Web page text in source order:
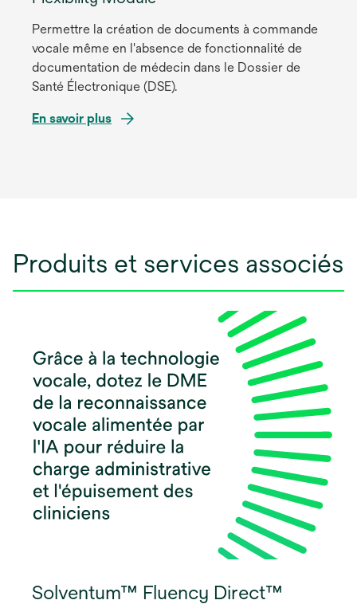
Permettre la création de documents à commande
vocale même en l'absence de fonctionnalité de
documentation de médecin dans le Dossier de
Santé Électronique (DSE).
En savoir plus
Produits et services associés
Solventum™ Fluency Direct™